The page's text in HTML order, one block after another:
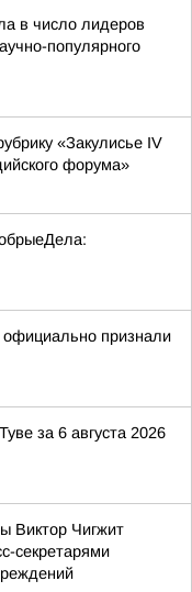
в число лидеров
популярного
«Закулисье IV
форума»
официально признали
за 6 августа 2026
Виктор Чигжит
секретарями